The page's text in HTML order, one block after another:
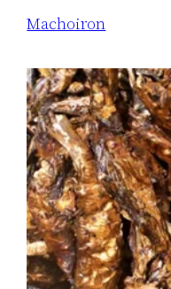
Machoiron